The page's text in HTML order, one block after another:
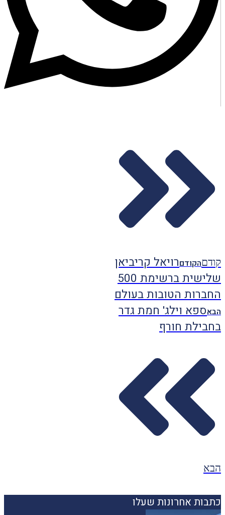
קודםהקודםרויאל קריביאן
שלישית ברשימת 500
החברות הטובות בעולם
הבאספא וילג' חמת גדר
בחבילת חורף
הבא
כתבות אחרונות שעלו